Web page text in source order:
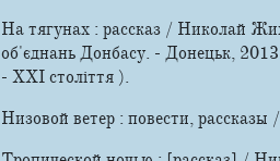
На тягунах : рассказ / Николай
об'єднань Донбасу. - Донецьк,
- ХХІ століття ).
Низовой ветер : повести,